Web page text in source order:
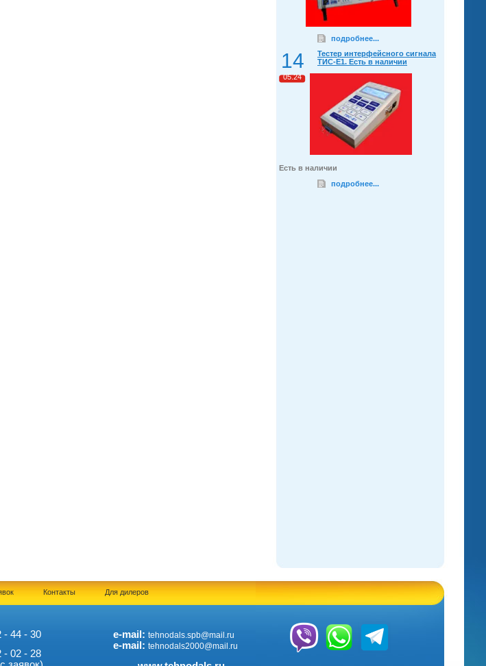
подробнее...
14
05.24
Тестер интерфейсного сигнала
ТИС-Е1. Есть в наличии
Есть в наличии
подробнее...
Контакты Для дилеров
- 44 - 30
- 02 - 28
e-mail: tehnodals.spb@mail.ru
e-mail: tehnodals2000@mail.ru